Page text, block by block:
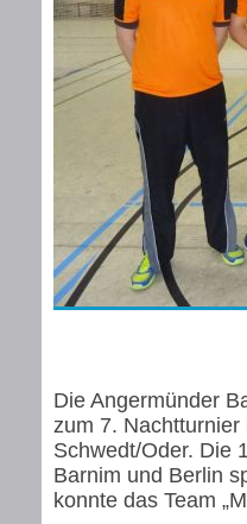
Die Angermünder
zum 7.
Schwedt/Oder. Die
Barnim und Berlin
konnte das Team